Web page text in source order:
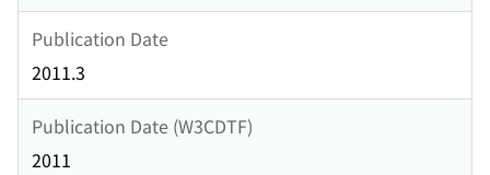
Publication Date
2011.3
Publication Date (W3CDTF)
2011